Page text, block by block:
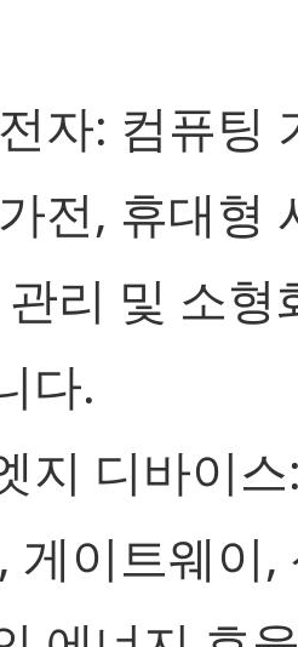
자: 컴퓨팅
전, 휴대형
리 및 소형
다.
지 디바이
게이트웨이,